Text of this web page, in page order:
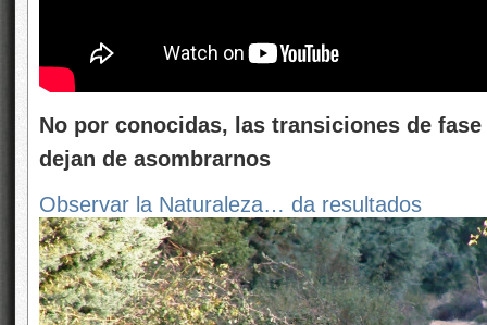
No por conocidas, las transiciones de
dejan de asombrarnos
Observar la Naturaleza… da resultados